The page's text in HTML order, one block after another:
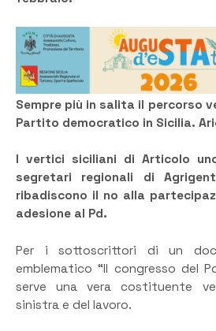
Sempre più in salita il percorso
Partito democratico in Sicilia.
I vertici siciliani di Articolo
segretari regionali di
ribadiscono il no alla
adesione al Pd.
Per i sottoscrittori di un
emblematico “Il congresso del
serve una vera costituente
sinistra e del lavoro.